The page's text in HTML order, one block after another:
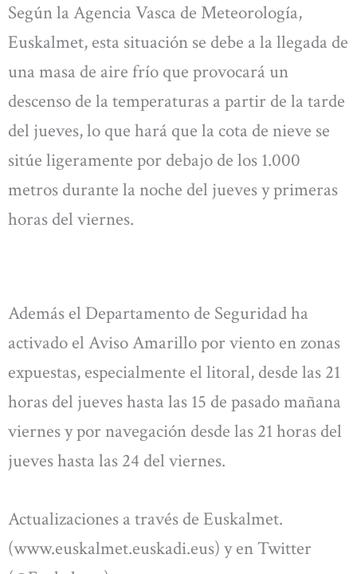
Según la Agencia Vasca de Meteorología,
Euskalmet, esta situación se debe a la llegada de
una masa de aire frío que provocará un
descenso de la temperaturas a partir de la tarde
del jueves, lo que hará que la cota de nieve se
sitúe ligeramente por debajo de los 1.000
metros durante la noche del jueves y primeras
horas del viernes.
Además el Departamento de Seguridad ha
activado el Aviso Amarillo por viento en zonas
expuestas, especialmente el litoral, desde las 21
horas del jueves hasta las 15 de pasado mañana
viernes y por navegación desde las 21 horas del
jueves hasta las 24 del viernes.
Actualizaciones a través de Euskalmet.
(www.euskalmet.euskadi.eus) y en Twitter